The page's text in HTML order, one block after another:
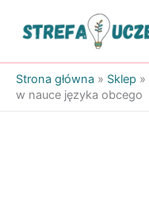
Strona główna » Sklep »
w nauce języka obcego